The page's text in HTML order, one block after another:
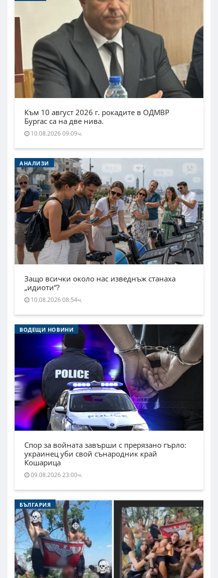
Към 10 август 2026 г. рокадите в ОДМВР
Бургас са на две нива.
10.08.2026 09:09ч.
АНАЛИЗИ
Защо всички около нас изведнъж станаха
„идиоти“?
10.08.2026 08:54ч.
ВОДЕЩИ НОВИНИ
Спор за войната завърши с прерязано гърло:
украинец уби свой сънародник край
Кошарица
09.08.2026 23:00ч.
БЪЛГАРИЯ